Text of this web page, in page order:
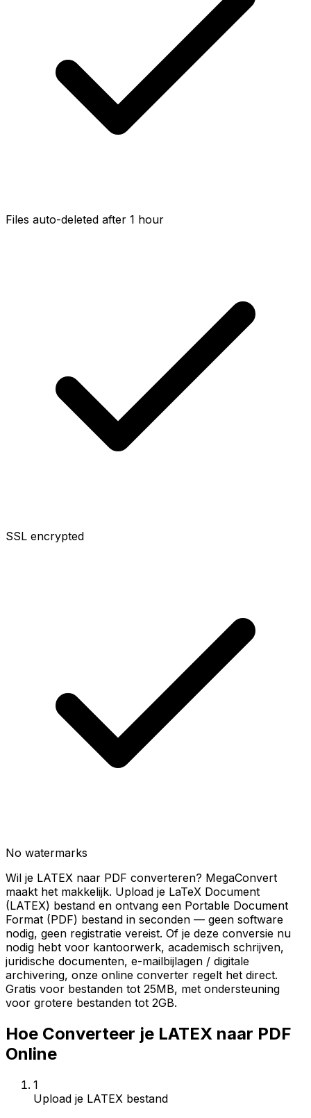
Files auto-deleted after 1 hour
SSL encrypted
No watermarks
Wil je LATEX naar PDF converteren? MegaConvert
maakt het makkelijk. Upload je LaTeX Document
(LATEX) bestand en ontvang een Portable Document
Format (PDF) bestand in seconden — geen software
nodig, geen registratie vereist. Of je deze conversie nu
nodig hebt voor kantoorwerk, academisch schrijven,
juridische documenten, e-mailbijlagen / digitale
archivering, onze online converter regelt het direct.
Gratis voor bestanden tot 25MB, met ondersteuning
voor grotere bestanden tot 2GB.
Hoe Converteer je LATEX naar PDF
Online
1
Upload je LATEX bestand